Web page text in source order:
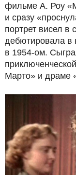
фильме А. Роу
и сразу
портрет висел
дебютировала в
в 1954-ом.
Марто» и драме